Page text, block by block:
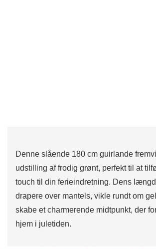
Denne slående 180 cm guirlande
udstilling af frodig grønt, perfekt til at
touch til din ferieindretning. Dens
drapere over mantels, vikle rundt om
skabe et charmerende midtpunkt, der
hjem i juletiden.